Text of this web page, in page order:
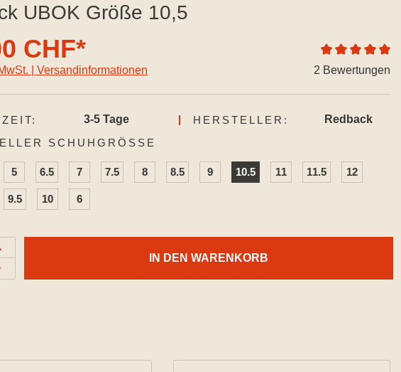
UBOK Größe 10,5
CHF*
| Versandinformationen 2 Bewertungen
3-5 Tage HERSTELLER:
Redback
SCHUHGRÖSSE
5 6.5 7 7.5 8 8.5 9 10.5 11 11.5 12
9.5 10 6
IN DEN WARENKORB